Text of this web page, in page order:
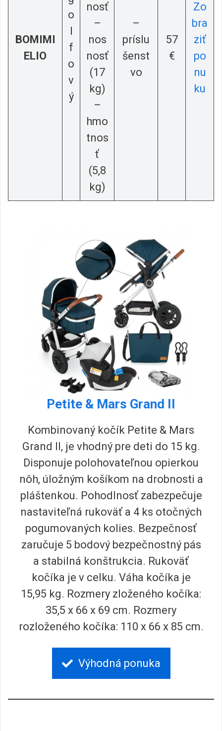
BOMIMI
ELIO
o
l
f
o
v
ý
nosť
–
nos
nosť
(17
kg)
–
hmo
tnos
ť
(5,8
kg)
–
príslu
šenst
vo
57
€
Zo
bra
ziť
po
nu
ku
Petite & Mars Grand II
Kombinovaný kočík Petite & Mars
Grand II, je vhodný pre deti do 15 kg.
Disponuje polohovateľnou opierkou
nôh, úložným košíkom na drobnosti a
pláštenkou. Pohodlnosť zabezpečuje
nastaviteľná rukoväť a 4 ks otočných
pogumovaných kolies. Bezpečnosť
zaručuje 5 bodový bezpečnostný pás
a stabilná konštrukcia. Rukoväť
kočíka je v celku. Váha kočíka je
15,95 kg. Rozmery zloženého kočíka:
35,5 x 66 x 69 cm. Rozmery
rozloženého kočíka: 110 x 66 x 85 cm.
Výhodná ponuka